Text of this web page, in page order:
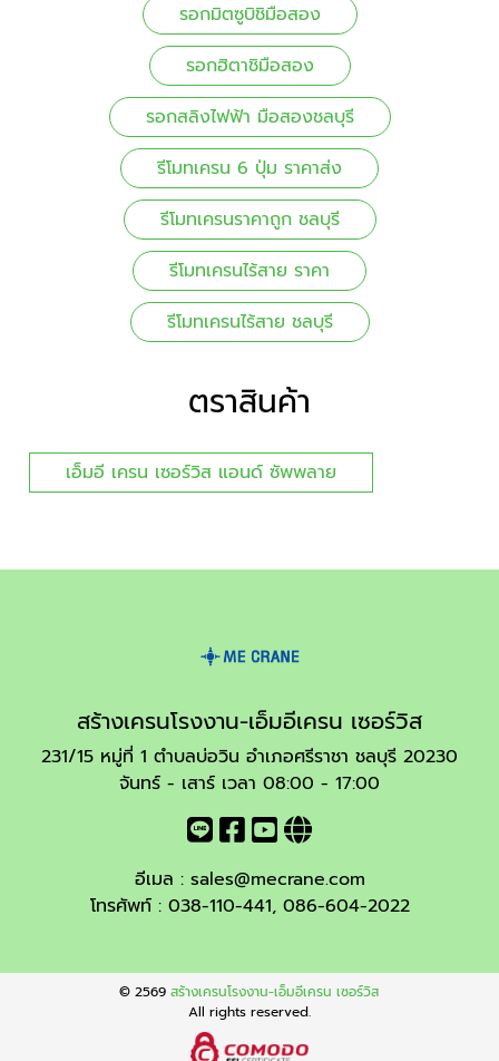
รอกมิตซูบิชิมือสอง
รอกฮิตาชิมือสอง
รอกสลิงไฟฟ้า มือสองชลบุรี
รีโมทเครน 6 ปุ่ม ราคาส่ง
รีโมทเครนราคาถูก ชลบุรี
รีโมทเครนไร้สาย ราคา
รีโมทเครนไร้สาย ชลบุรี
ตราสินค้า
เอ็มอี เครน เซอร์วิส แอนด์ ซัพพลาย
สร้างเครนโรงงาน-เอ็มอีเครน เซอร์วิส
231/15 หมู่ที่ 1 ตำบลบ่อวิน อำเภอศรีราชา ชลบุรี 20230
จันทร์ - เสาร์ เวลา 08:00 - 17:00
อีเมล : sales@mecrane.com
โทรศัพท์ : 038-110-441, 086-604-2022
© 2569สร้างเครนโรงงาน-เอ็มอีเครน เซอร์วิส
All rights reserved.